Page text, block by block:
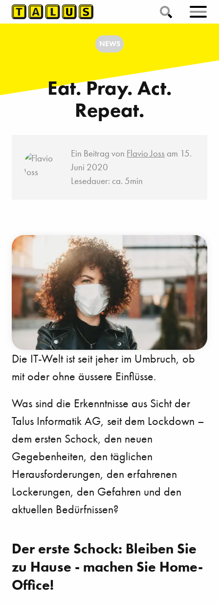
NEWS
Eat. Pray. Act.
Repeat.
Ein Beitrag von Flavio Joss am 15.
Juni 2020
Lesedauer: ca. 5min
Die IT-Welt ist seit jeher im Umbruch, ob
mit oder ohne äussere Einflüsse.
Was sind die Erkenntnisse aus Sicht der
Talus Informatik AG, seit dem Lockdown –
dem ersten Schock, den neuen
Gegebenheiten, den täglichen
Herausforderungen, den erfahrenen
Lockerungen, den Gefahren und den
aktuellen Bedürfnissen?
Der erste Schock: Bleiben Sie
zu Hause - machen Sie Home-
Office!